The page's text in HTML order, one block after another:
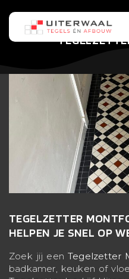
TEGELZETTER
HELPEN JE SNEL OP
Zoek jij een Tegelzetter
badkamer, keuken of